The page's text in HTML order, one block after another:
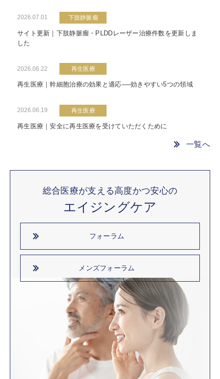
2026.07.01 下肢静脈瘤
サイト更新｜下肢静脈瘤・PLDDレーザー治療件数を更新しま
した
2026.06.22 再生医療
再生医療｜幹細胞治療の効果と適応──効きやすい5つの領域
2026.06.19 再生医療
再生医療｜安全に再生医療を受けていただくために
一覧へ
総合医療が支える高度かつ安心の
エイジングケア
フォーラム
メンズフォーラム